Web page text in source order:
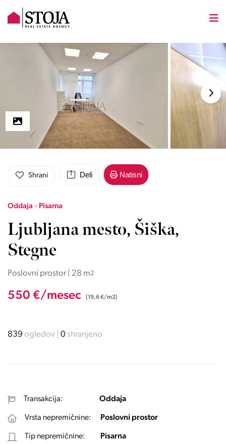
Shrani Deli Natisni
Oddaja · Pisarna
Ljubljana mesto, Šiška,
Stegne
Poslovni prostor | 28 m2
550 €/mesec (19,6 €/m2)
839 ogledov 0shranjeno
Transakcija: Oddaja
Vrsta nepremičnine: Poslovni prostor
Tip nepremičnine: Pisarna